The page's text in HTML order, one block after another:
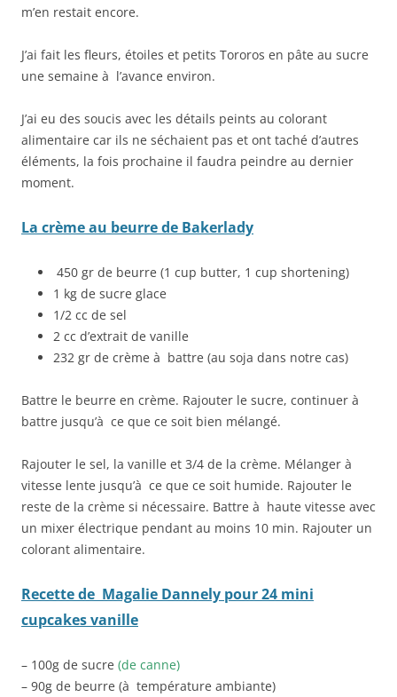
m’en restait encore.
J’ai fait les fleurs, étoiles et petits Tororos en pâte au sucre
une semaine à l’avance environ.
J’ai eu des soucis avec les détails peints au colorant
alimentaire car ils ne séchaient pas et ont taché d’autres
éléments, la fois prochaine il faudra peindre au dernier
moment.
La crème au beurre de Bakerlady
450 gr de beurre (1 cup butter, 1 cup shortening)
1 kg de sucre glace
1/2 cc de sel
2 cc d’extrait de vanille
232 gr de crème à battre (au soja dans notre cas)
Battre le beurre en crème. Rajouter le sucre, continuer à
battre jusqu’à ce que ce soit bien mélangé.
Rajouter le sel, la vanille et 3/4 de la crème. Mélanger à
vitesse lente jusqu’à ce que ce soit humide. Rajouter le
reste de la crème si nécessaire. Battre à haute vitesse avec
un mixer électrique pendant au moins 10 min. Rajouter un
colorant alimentaire.
Recette de Magalie Dannely pour 24 mini
cupcakes vanille
– 100g de sucre (de canne)
– 90g de beurre (à température ambiante)